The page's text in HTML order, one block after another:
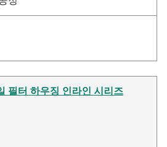
필터 하우징 인라인 시리즈